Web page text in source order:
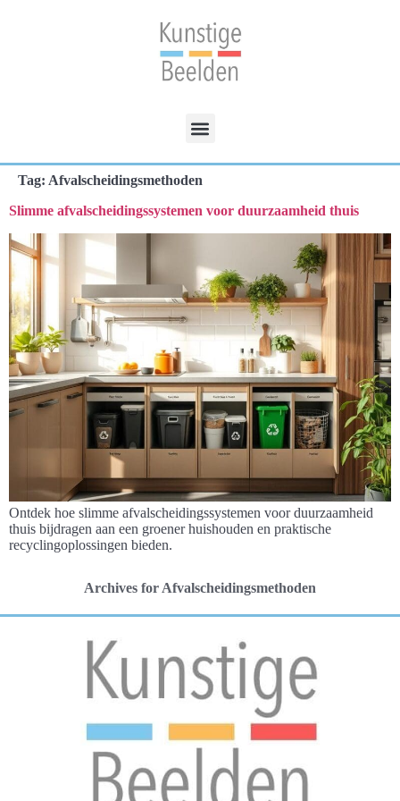
Tag: Afvalscheidingsmethoden
Slimme afvalscheidingssystemen voor duurzaamheid thuis
Ontdek hoe slimme afvalscheidingssystemen voor duurzaamheid
thuis bijdragen aan een groener huishouden en praktische
recyclingoplossingen bieden.
Archives for Afvalscheidingsmethoden